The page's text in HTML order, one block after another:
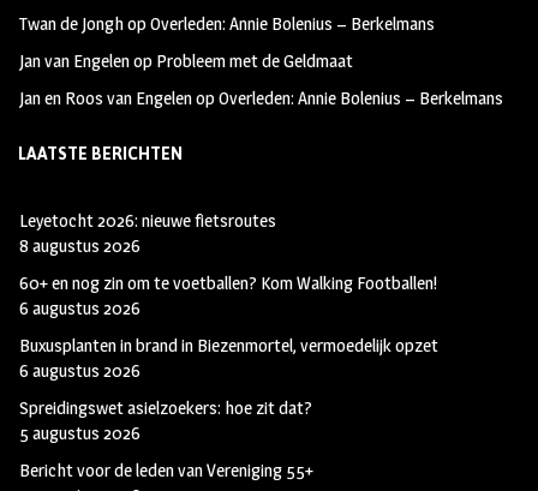
Twan de JonghopOverleden: Annie Bolenius – Berkelmans
Jan van Engelenop Probleem met de Geldmaat
Jan en Roos van EngelenopOverleden: Annie Bolenius – Berkelmans
LAATSTE BERICHTEN
Leyetocht 2026: nieuwe fietsroutes
8 augustus 2026
60+ en nog zin om te voetballen? Kom Walking Footballen!
6 augustus 2026
Buxusplanten in brand in Biezenmortel, vermoedelijk opzet
6 augustus 2026
Spreidingswet asielzoekers: hoe zit dat?
5 augustus 2026
Bericht voor de leden van Vereniging 55+